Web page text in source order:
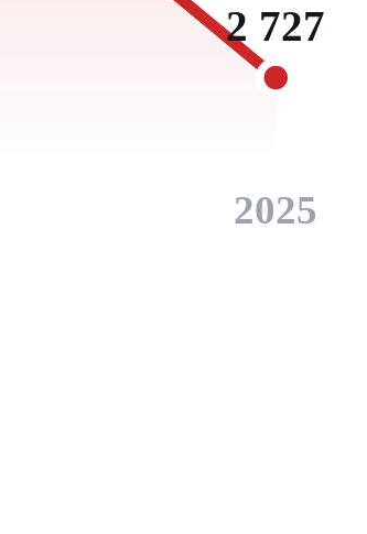
2 727
2025